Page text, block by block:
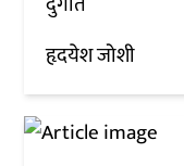
हृदयेश जोशी